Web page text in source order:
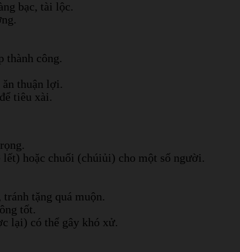
bạc, tài lộc.
thành công.
thuận lợi.
tiêu xài.
hoặc chuối (chúiủi) cho một số người.
tặng quá muộn.
tốt.
lại) có thể gây khó xử.